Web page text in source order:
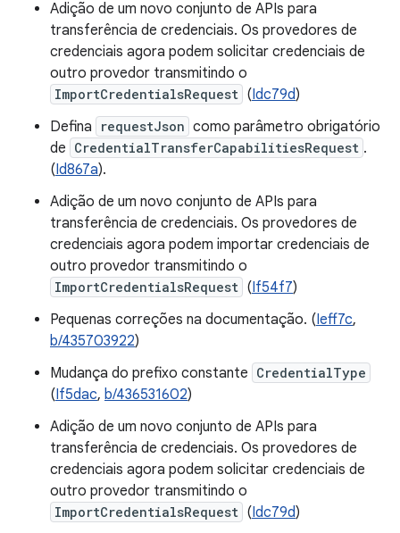
Adição de um novo conjunto de APIs para
transferência de credenciais. Os provedores de
credenciais agora podem solicitar credenciais de
outro provedor transmitindo o
ImportCredentialsRequest (Idc79d)
Defina
requestJson como parâmetro obrigatório
de CredentialTransferCapabilitiesRequest .
(Id867a).
Adição de um novo conjunto de APIs para
transferência de credenciais. Os provedores de
credenciais agora podem importar credenciais de
outro provedor transmitindo o
ImportCredentialsRequest (If54f7)
Pequenas correções na documentação. (Ieff7c,
b/435703922)
Mudança do prefixo constante CredentialType
(If5dac, b/436531602)
Adição de um novo conjunto de APIs para
transferência de credenciais. Os provedores de
credenciais agora podem solicitar credenciais de
outro provedor transmitindo o
ImportCredentialsRequest (Idc79d)